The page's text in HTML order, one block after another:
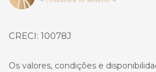
CRECI: 10078J
Os valores, condições e